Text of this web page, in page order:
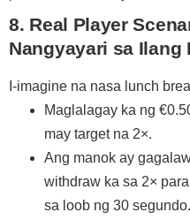
8. Real Player
Nangyayari sa Ilang
I-imagine na nasa lunch
Maglalagay ka ng
may target na 2×.
Ang manok ay
withdraw ka sa 2×
sa loob ng 30 segundo.